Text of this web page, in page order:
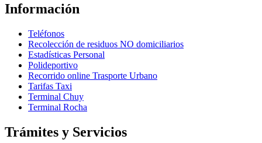
Información
Teléfonos
Recolección de residuos NO domiciliarios
Estadísticas Personal
Polideportivo
Recorrido online Trasporte Urbano
Tarifas Taxi
Terminal Chuy
Terminal Rocha
Trámites y Servicios